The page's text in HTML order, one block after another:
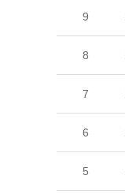
9
8
7
6
5